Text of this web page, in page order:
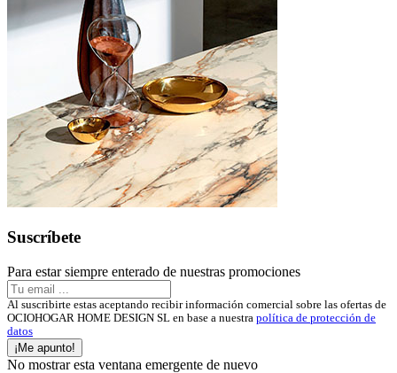
Suscríbete
Para estar siempre enterado de nuestras promociones
Al suscribirte estas aceptando recibir información comercial sobre las ofertas de
OCIOHOGAR HOME DESIGN SL en base a nuestra política de protección de
datos
¡Me apunto!
No mostrar esta ventana emergente de nuevo